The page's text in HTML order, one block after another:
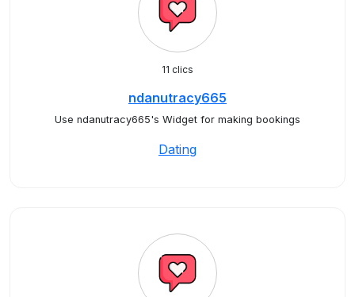
11 clics
ndanutracy665
Use ndanutracy665's Widget for making bookings
Dating